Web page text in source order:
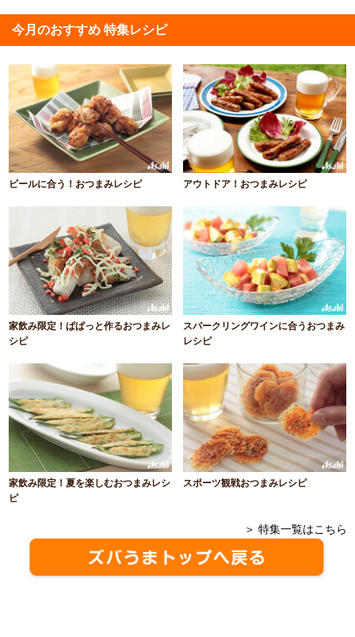
今月のおすすめ 特集レシピ
ビールに合う！おつまみレシピ アウトドア！おつまみレシピ
家飲み限定！ぱぱっと作るおつまみレ
シピ
スパークリングワインに合うおつまみ
レシピ
家飲み限定！夏を楽しむおつまみレシ
ピ
スポーツ観戦おつまみレシピ
＞ 特集一覧はこちら